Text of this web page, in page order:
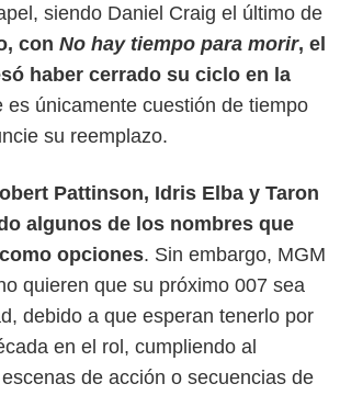
siendo Daniel Craig el último de
con No hay tiempo para morir, el
haber cerrado su ciclo en la
es únicamente cuestión de tiempo
su reemplazo.
Pattinson, Idris Elba y Taron
algunos de los nombres que
opciones. Sin embargo, MGM
quieren que su próximo 007 sea
debido a que esperan tenerlo por
en el rol, cumpliendo al
de acción o secuencias de
Metro-Goldwyn-Mayer